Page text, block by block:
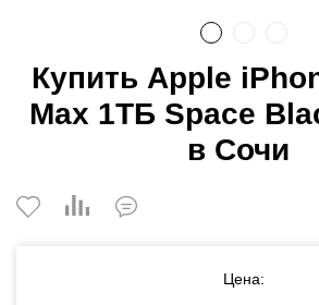
Купить Apple
Max 1ТБ Space
в Сочи
Цена: